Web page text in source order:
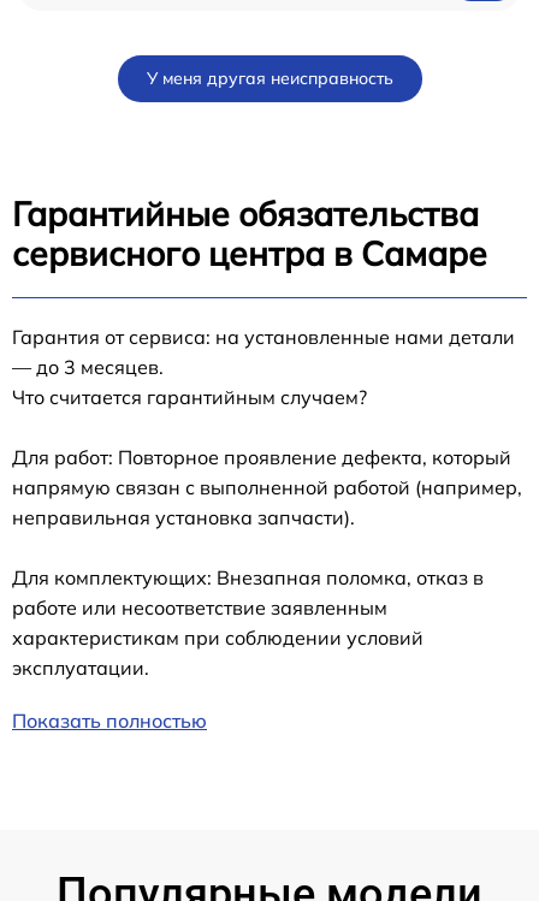
У меня другая неисправность
Гарантийные обязательства
сервисного центра в Самаре
Гарантия от сервиса: на установленные нами детали
— до 3 месяцев.
Что считается гарантийным случаем?
Для работ: Повторное проявление дефекта, который
напрямую связан с выполненной работой (например,
неправильная установка запчасти).
Для комплектующих: Внезапная поломка, отказ в
работе или несоответствие заявленным
характеристикам при соблюдении условий
эксплуатации.
Показать полностью